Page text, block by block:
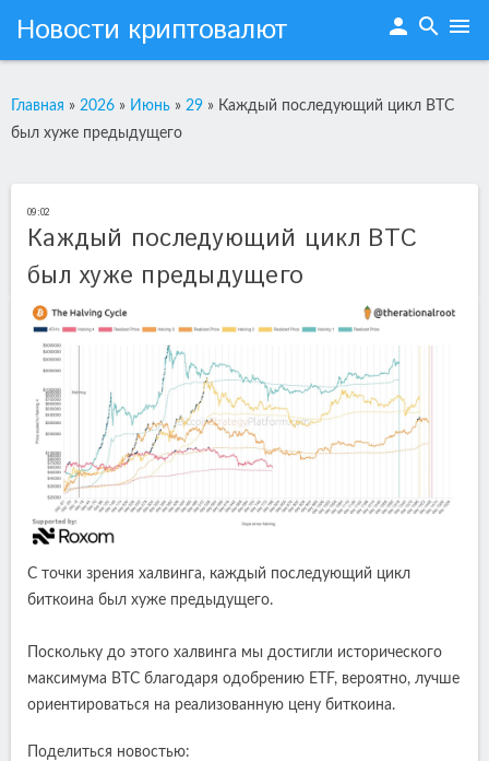
Новости криптовалют person search menu
Главная » 2026 » Июнь » 29 » Каждый последующий цикл BTC
был хуже предыдущего
09:02
Каждый последующий цикл BTC
был хуже предыдущего
С точки зрения халвинга, каждый последующий цикл
биткоина был хуже предыдущего.
Поскольку до этого халвинга мы достигли исторического
максимума BTC благодаря одобрению ETF, вероятно, лучше
ориентироваться на реализованную цену биткоина.
Поделиться новостью: